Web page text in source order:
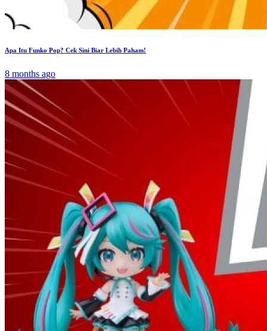
Apa Itu Funko Pop? Cek Sini Biar Lebih Paham!
8 months ago